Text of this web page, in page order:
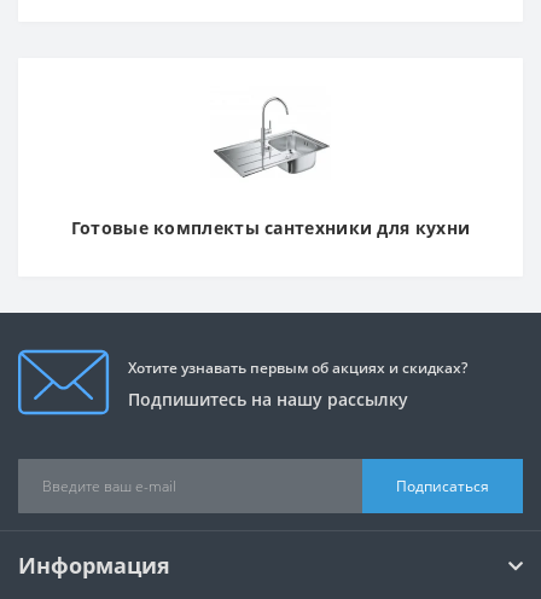
Готовые комплекты сантехники для кухни
Хотите узнавать первым об акциях и скидках?
Подпишитесь на нашу рассылку
Подписаться
Информация